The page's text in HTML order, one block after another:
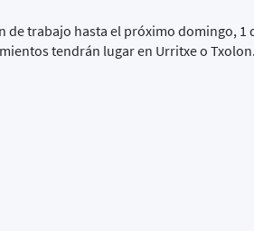
de trabajo hasta el próximo domingo,
tendrán lugar en Urritxe o Txolon.